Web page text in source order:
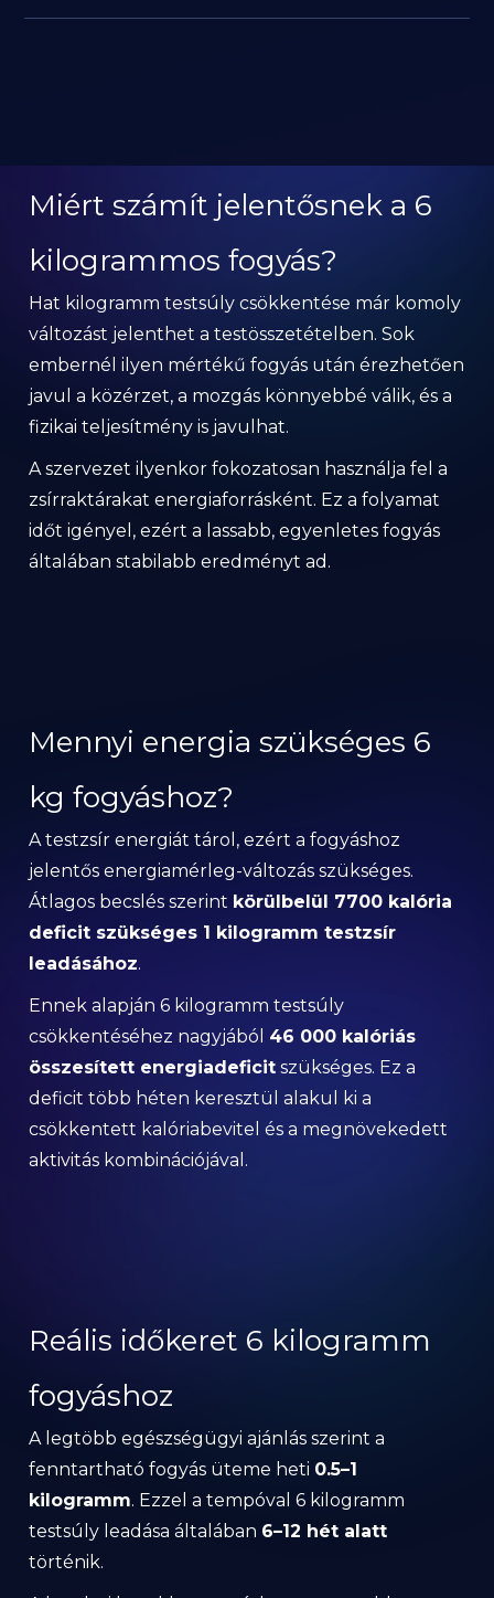
Miért számít jelentősnek a 6
kilogrammos fogyás?
Hat kilogramm testsúly csökkentése már komoly
változást jelenthet a testösszetételben. Sok
embernél ilyen mértékű fogyás után érezhetően
javul a közérzet, a mozgás könnyebbé válik, és a
fizikai teljesítmény is javulhat.
A szervezet ilyenkor fokozatosan használja fel a
zsírraktárakat energiaforrásként. Ez a folyamat
időt igényel, ezért a lassabb, egyenletes fogyás
általában stabilabb eredményt ad.
Mennyi energia szükséges 6
kg fogyáshoz?
A testzsír energiát tárol, ezért a fogyáshoz
jelentős energiamérleg-változás szükséges.
Átlagos becslés szerint körülbelül 7700 kalória
deficit szükséges 1 kilogramm testzsír
leadásához.
Ennek alapján 6 kilogramm testsúly
csökkentéséhez nagyjából 46 000 kalóriás
összesített energiadeficit szükséges. Ez a
deficit több héten keresztül alakul ki a
csökkentett kalóriabevitel és a megnövekedett
aktivitás kombinációjával.
Reális időkeret 6 kilogramm
fogyáshoz
A legtöbb egészségügyi ajánlás szerint a
fenntartható fogyás üteme heti 0.5–1
kilogramm. Ezzel a tempóval 6 kilogramm
testsúly leadása általában 6–12 hét alatt
történik.